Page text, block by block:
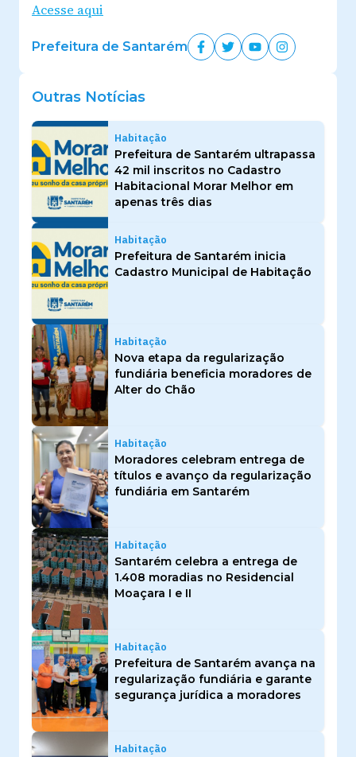
Acesse aqui
Prefeitura de Santarém
Outras Notícias
Habitação
Prefeitura de Santarém ultrapassa
42 mil inscritos no Cadastro
Habitacional Morar Melhor em
apenas três dias
Habitação
Prefeitura de Santarém inicia
Cadastro Municipal de Habitação
Habitação
Nova etapa da regularização
fundiária beneficia moradores de
Alter do Chão
Habitação
Moradores celebram entrega de
títulos e avanço da regularização
fundiária em Santarém
Habitação
Santarém celebra a entrega de
1.408 moradias no Residencial
Moaçara I e II
Habitação
Prefeitura de Santarém avança na
regularização fundiária e garante
segurança jurídica a moradores
Habitação